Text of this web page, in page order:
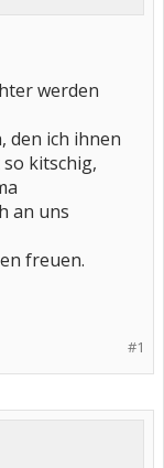
werden
den ich ihnen
kitschig,
an uns
freuen.
#1